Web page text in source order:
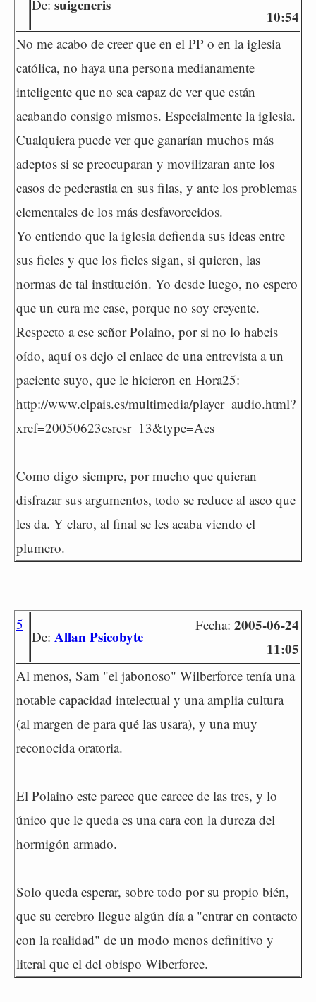
De: suigeneris
10:54
No me acabo de creer que en el PP o en la iglesia
católica, no haya una persona medianamente
inteligente que no sea capaz de ver que están
acabando consigo mismos. Especialmente la iglesia.
Cualquiera puede ver que ganarían muchos más
adeptos si se preocuparan y movilizaran ante los
casos de pederastia en sus filas, y ante los problemas
elementales de los más desfavorecidos.
Yo entiendo que la iglesia defienda sus ideas entre
sus fieles y que los fieles sigan, si quieren, las
normas de tal institución. Yo desde luego, no espero
que un cura me case, porque no soy creyente.
Respecto a ese señor Polaino, por si no lo habeis
oído, aquí os dejo el enlace de una entrevista a un
paciente suyo, que le hicieron en Hora25:
http://www.elpais.es/multimedia/player_audio.html?
xref=20050623csrcsr_13&type=Aes
Como digo siempre, por mucho que quieran
disfrazar sus argumentos, todo se reduce al asco que
les da. Y claro, al final se les acaba viendo el
plumero.
5
De: Allan Psicobyte
Fecha: 2005-06-24
11:05
Al menos, Sam "el jabonoso" Wilberforce tenía una
notable capacidad intelectual y una amplia cultura
(al margen de para qué las usara), y una muy
reconocida oratoria.
El Polaino este parece que carece de las tres, y lo
único que le queda es una cara con la dureza del
hormigón armado.
Solo queda esperar, sobre todo por su propio bién,
que su cerebro llegue algún día a "entrar en contacto
con la realidad" de un modo menos definitivo y
literal que el del obispo Wiberforce.